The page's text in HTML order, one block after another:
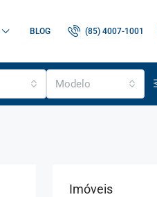
BLOG (85) 4007-1001
Modelo
Imóveis